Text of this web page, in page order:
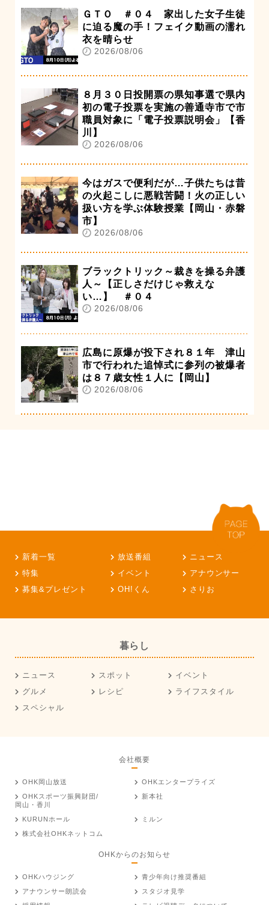
ＧＴＯ ＃０４ 家出した女子生徒
に迫る魔の手！フェイク動画の濡れ
衣を晴らせ
2026/08/06
８月３０日投開票の県知事選で県内
初の電子投票を実施の善通寺市で市
職員対象に「電子投票説明会」【香
川】
2026/08/06
今はガスで便利だが…子供たちは昔
の火起こしに悪戦苦闘！火の正しい
扱い方を学ぶ体験授業【岡山・赤磐
市】
2026/08/06
ブラックトリック～裁きを操る弁護
人～【正しさだけじゃ救えな
い…】 ＃０４
2026/08/06
広島に原爆が投下され８１年 津山
市で行われた追悼式に参列の被爆者
は８７歳女性１人に【岡山】
2026/08/06
新着一覧 放送番組
ニュース
特集
イベント
アナウンサー
募集&プレゼント
OH!くん さりお
暮らし
ニュース スポット
イベント
グルメ
レシピ
ライフスタイル
スペシャル
会社概要
OHK岡山放送
OHKエンタープライズ
OHKスポーツ振興財団/
岡山・香川
新本社
KURUNホール
ミルン
株式会社OHKネットコム
OHKからのお知らせ
OHKハウジング
青少年向け推奨番組
アナウンサー朗読会
スタジオ見学